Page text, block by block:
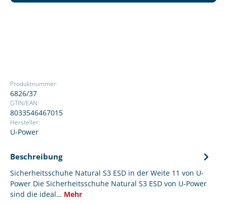
Produktnummer:
6826/37
GTIN/EAN:
8033546467015
Hersteller:
U-Power
Beschreibung
Sicherheitsschuhe Natural S3 ESD in der Weite 11 von U-
Power Die Sicherheitsschuhe Natural S3 ESD von U-Power
sind die ideal… Mehr